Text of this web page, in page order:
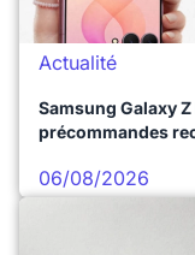
Actualité
Samsung Galaxy
précommandes
06/08/2026